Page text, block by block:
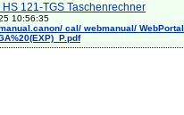
HS 121-TGS Taschenrechner
10:56:35
cal/ webmanual/